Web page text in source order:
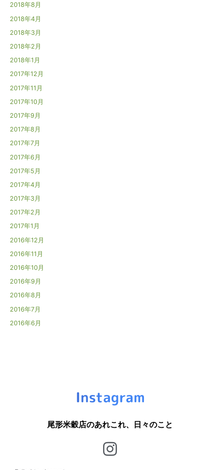
2018年8月
2018年4月
2018年3月
2018年2月
2018年1月
2017年12月
2017年11月
2017年10月
2017年9月
2017年8月
2017年7月
2017年6月
2017年5月
2017年4月
2017年3月
2017年2月
2017年1月
2016年12月
2016年11月
2016年10月
2016年9月
2016年8月
2016年7月
2016年6月
Instagram
尾形米穀店のあれこれ、日々のこと